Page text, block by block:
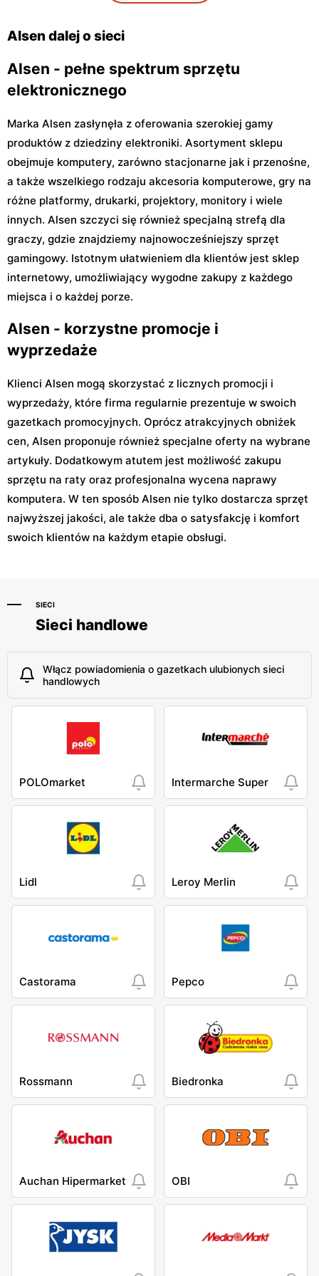
Warka, ul. Senatorska 4
Alsen dalej o sieci
Alsen - pełne spektrum sprzętu
elektronicznego
Marka Alsen zasłynęła z oferowania szerokiej gamy
produktów z dziedziny elektroniki. Asortyment sklepu
obejmuje komputery, zarówno stacjonarne jak i przenośne,
a także wszelkiego rodzaju akcesoria komputerowe, gry na
różne platformy, drukarki, projektory, monitory i wiele
innych. Alsen szczyci się również specjalną strefą dla
graczy, gdzie znajdziemy najnowocześniejszy sprzęt
gamingowy. Istotnym ułatwieniem dla klientów jest sklep
internetowy, umożliwiający wygodne zakupy z każdego
miejsca i o każdej porze.
Alsen - korzystne promocje i
wyprzedaże
Klienci Alsen mogą skorzystać z licznych promocji i
wyprzedaży, które firma regularnie prezentuje w swoich
gazetkach promocyjnych. Oprócz atrakcyjnych obniżek
cen, Alsen proponuje również specjalne oferty na wybrane
artykuły. Dodatkowym atutem jest możliwość zakupu
sprzętu na raty oraz profesjonalna wycena naprawy
komputera. W ten sposób Alsen nie tylko dostarcza sprzęt
najwyższej jakości, ale także dba o satysfakcję i komfort
swoich klientów na każdym etapie obsługi.
SIECI
Sieci handlowe
Włącz powiadomienia o gazetkach ulubionych sieci
handlowych
POLOmarket Intermarche Super
Lidl Leroy Merlin
Castorama Pepco
Rossmann Biedronka
Auchan Hipermarket OBI